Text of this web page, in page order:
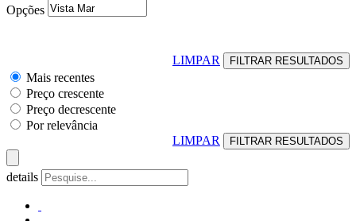
Opções
LIMPAR
Mais recentes
Preço crescente
Preço decrescente
Por relevância
LIMPAR
details